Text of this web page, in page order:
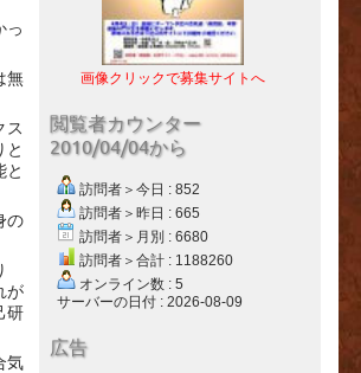
っ
無
ス
と
と
の
が
研
気
画像クリックで募集サイトへ
閲覧者カウンター
2010/04/04から
訪問者＞今日 : 852
訪問者＞昨日 : 665
訪問者＞月別 : 6680
訪問者＞合計 : 1188260
オンライン数 : 5
サーバーの日付 : 2026-08-09
広告